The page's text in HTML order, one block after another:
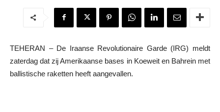
TEHERAN – De Iraanse Revolutionaire Garde (IRG) meldt
zaterdag dat zij Amerikaanse bases in Koeweit en Bahrein met
ballistische raketten heeft aangevallen.